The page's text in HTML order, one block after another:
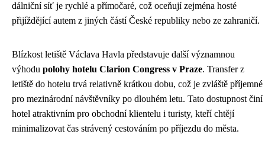
dálniční síť je rychlé a přímočaré, což oceňují zejména hosté
přijíždějící autem z jiných částí České republiky nebo ze zahraničí.
Blízkost letiště Václava Havla představuje další významnou
výhodu polohy hotelu Clarion Congress v Praze. Transfer z
letiště do hotelu trvá relativně krátkou dobu, což je zvláště příjemné
pro mezinárodní návštěvníky po dlouhém letu. Tato dostupnost činí
hotel atraktivním pro obchodní klientelu i turisty, kteří chtějí
minimalizovat čas strávený cestováním po příjezdu do města.